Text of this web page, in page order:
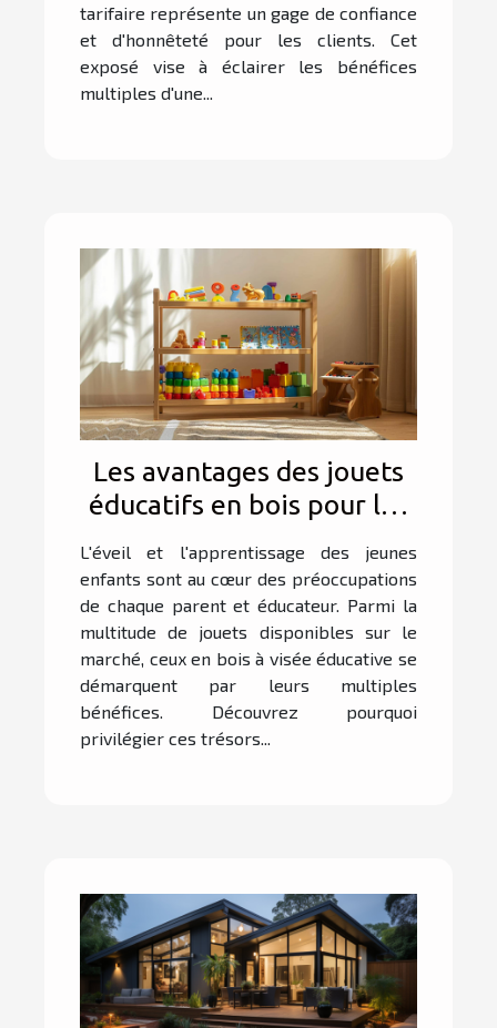
tarifaire représente un gage de confiance
et d'honnêteté pour les clients. Cet
exposé vise à éclairer les bénéfices
multiples d'une...
Les avantages des jouets
éducatifs en bois pour les
L'éveil et l'apprentissage des jeunes
enfants sont au cœur des préoccupations
de chaque parent et éducateur. Parmi la
multitude de jouets disponibles sur le
marché, ceux en bois à visée éducative se
démarquent par leurs multiples
bénéfices. Découvrez pourquoi
privilégier ces trésors...